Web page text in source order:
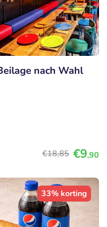
nach Wahl
€18,85 €9,90
33% korting